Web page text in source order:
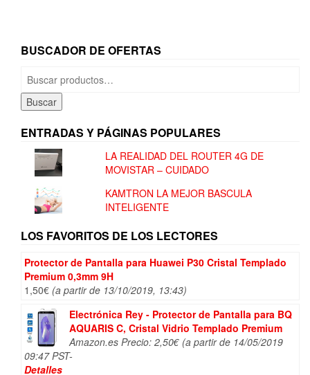
BUSCADOR DE OFERTAS
por:
Buscar
ENTRADAS Y PÁGINAS POPULARES
LA REALIDAD DEL ROUTER 4G DE
MOVISTAR – CUIDADO
KAMTRON LA MEJOR BASCULA
INTELIGENTE
LOS FAVORITOS DE LOS LECTORES
Protector de Pantalla para Huawei P30 Cristal Templado
Premium 0,3mm 9H
1,50€ (a partir de 13/10/2019, 13:43)
Electrónica Rey - Protector de Pantalla para BQ
AQUARIS C, Cristal Vidrio Templado Premium
Amazon.es Precio: 2,50€ (a partir de 14/05/2019
09:47 PST-
Detalles